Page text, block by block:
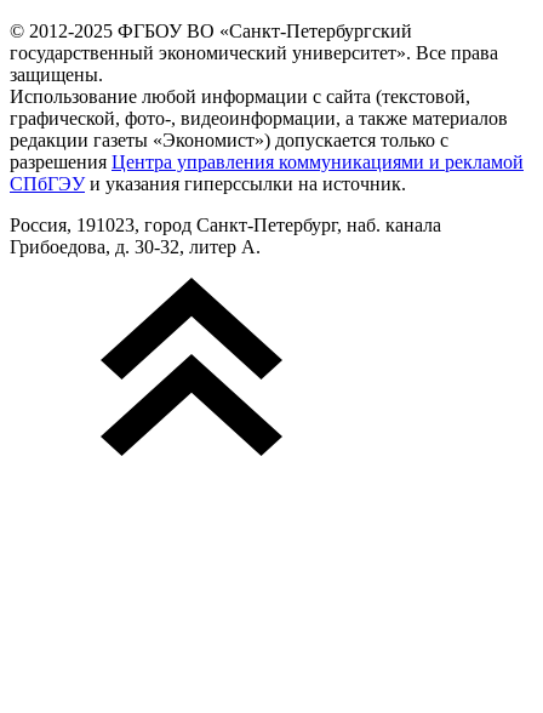
© 2012-2025 ФГБОУ ВО «Санкт-Петербургский
государственный экономический университет». Все права
защищены.
Использование любой информации с сайта (текстовой,
графической, фото-, видеоинформации, а также материалов
редакции газеты «Экономист») допускается только с
разрешения Центра управления коммуникациями и рекламой
СПбГЭУи указания гиперссылки на источник.
Россия, 191023, город Санкт-Петербург, наб. канала
Грибоедова, д. 30-32, литер А.